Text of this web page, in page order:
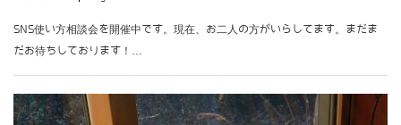
SNS使い方相談会を開催中です。現在、お二人の方がいらしてます。まだま
だお待ちしております！…